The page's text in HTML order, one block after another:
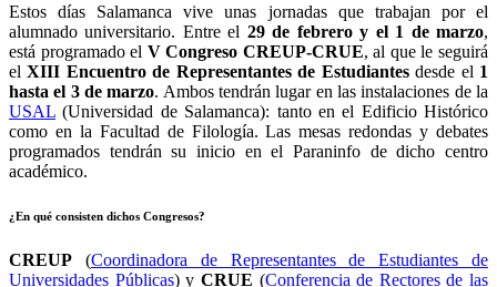
Estos días Salamanca vive unas jornadas que trabajan por el
alumnado universitario. Entre el 29 de febrero y el 1 de marzo,
está programado el V Congreso CREUP-CRUE, al que le seguirá
elXIII Encuentro de Representantes de Estudiantesdesde el 1
hasta el 3 de marzo. Ambos tendrán lugar en las instalaciones de la
USAL (Universidad de Salamanca): tanto en el Edificio Histórico
como en la Facultad de Filología. Las mesas redondas y debates
programados tendrán su inicio en el Paraninfo de dicho centro
académico.
¿En qué consisten dichos Congresos?
CREUP (Coordinadora de Representantes de Estudiantes de
Universidades Públicas) y CRUE (Conferencia de Rectores de las